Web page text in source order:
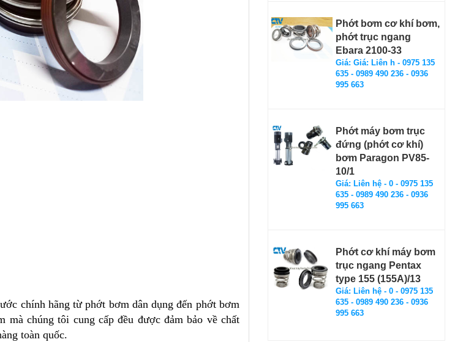
chính hãng từ phớt bơm dân dụng đến phớt bơm
mà chúng tôi cung cấp đều được đảm bảo về chất
toàn quốc.
Phớt bơm cơ khí bơm,
phớt trục ngang
Ebara 2100-33
Giá: Giá: Liên h - 0975 135
635 - 0989 490 236 - 0936
995 663
Phớt máy bơm trục
đứng (phớt cơ khí)
bơm Paragon PV85-
10/1
Giá: Liên hệ - 0 - 0975 135
635 - 0989 490 236 - 0936
995 663
Phớt cơ khí máy bơm
trục ngang Pentax
type 155 (155A)/13
Giá: Liên hệ - 0 - 0975 135
635 - 0989 490 236 - 0936
995 663